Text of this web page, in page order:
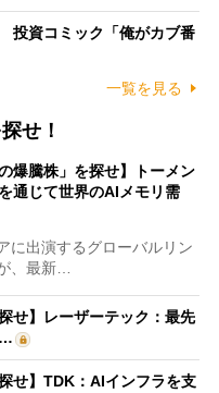
投資コミック「俺がカブ番
一覧を見る
せ！
爆騰株」を探せ】トーメン
通じて世界のAIメモリ需
に出演するグローバルリン
、最新…
せ】レーザーテック：最先
…
せ】TDK：AIインフラを支